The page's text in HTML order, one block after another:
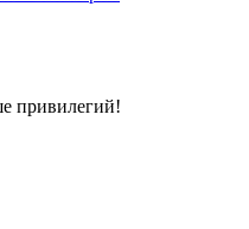
привилегий!